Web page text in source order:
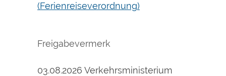
(Ferienreiseverordnung)
Freigabevermerk
03.08.2026 Verkehrsministerium